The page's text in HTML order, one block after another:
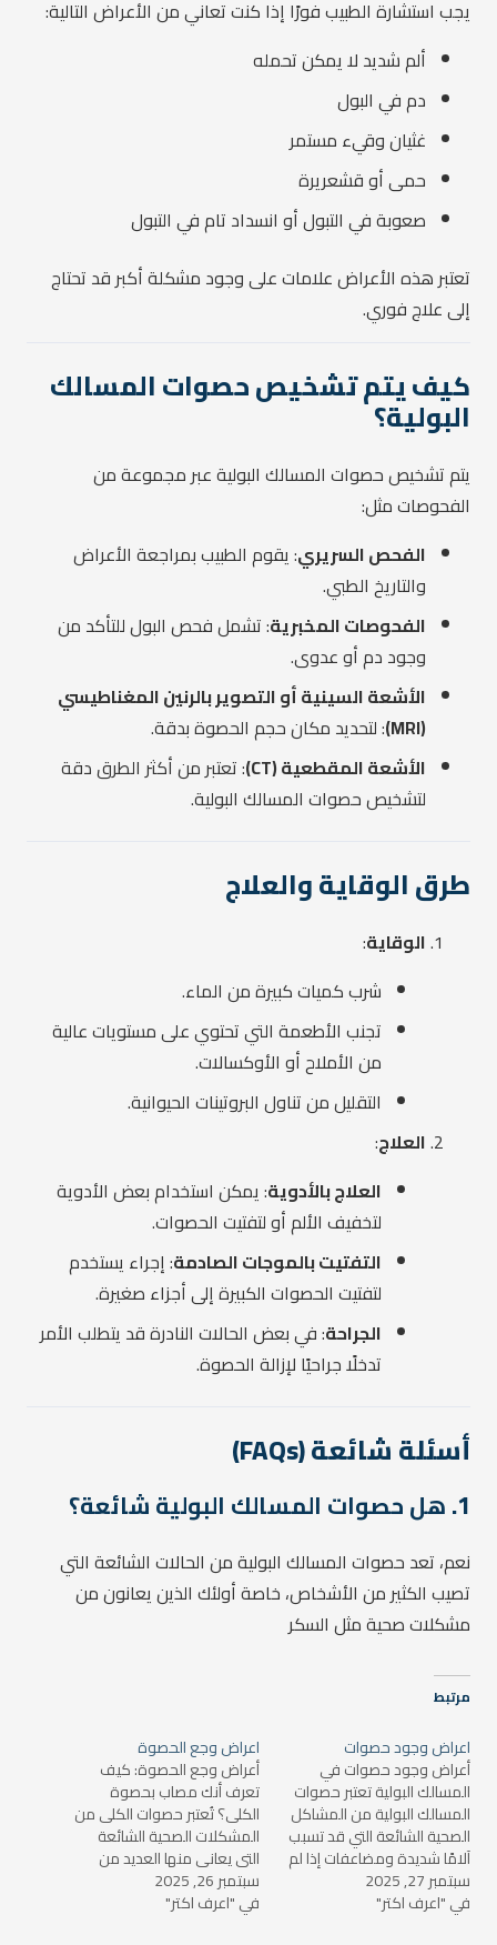
يجب استشارة الطبيب فورًا إذا كنت تعاني من الأعراض التالية:
ألم شديد لا يمكن تحمله
دم في البول
غثيان وقيء مستمر
حمى أو قشعريرة
صعوبة في التبول أو انسداد تام في التبول
تعتبر هذه الأعراض علامات على وجود مشكلة أكبر قد تحتاج
إلى علاج فوري.
كيف يتم تشخيص حصوات المسالك
البولية؟
يتم تشخيص حصوات المسالك البولية عبر مجموعة من
الفحوصات مثل:
الفحص السريري: يقوم الطبيب بمراجعة الأعراض
والتاريخ الطبي.
الفحوصات المخبرية: تشمل فحص البول للتأكد من
وجود دم أو عدوى.
الأشعة السينية أو التصوير بالرنين المغناطيسي
(MRI)
: لتحديد مكان حجم الحصوة بدقة.
الأشعة المقطعية (CT)
: تعتبر من أكثر الطرق دقة
لتشخيص حصوات المسالك البولية.
طرق الوقاية والعلاج
الوقاية:
شرب كميات كبيرة من الماء.
تجنب الأطعمة التي تحتوي على مستويات عالية
من الأملاح أو الأوكسالات.
التقليل من تناول البروتينات الحيوانية.
العلاج:
العلاج بالأدوية: يمكن استخدام بعض الأدوية
لتخفيف الألم أو لتفتيت الحصوات.
التفتيت بالموجات الصادمة: إجراء يستخدم
لتفتيت الحصوات الكبيرة إلى أجزاء صغيرة.
الجراحة: في بعض الحالات النادرة قد يتطلب الأمر
تدخلًا جراحيًا لإزالة الحصوة.
أسئلة شائعة (FAQs)
1. هل حصوات المسالك البولية شائعة؟
نعم، تعد حصوات المسالك البولية من الحالات الشائعة التي
تصيب الكثير من الأشخاص، خاصة أولئك الذين يعانون من
مشكلات صحية مثل السكر
مرتبط
اعراض وجود حصوات
أعراض وجود حصوات في
المسالك البولية تعتبر حصوات
المسالك البولية من المشاكل
الصحية الشائعة التي قد تسبب
آلامًا شديدة ومضاعفات إذا لم
يتم علاجها بشكل سريع. هذه
الحصوات هي تجمعات صلبة
سبتمبر 27, 2025
في "اعرف اكتر"
اعراض وجع الحصوة
أعراض وجع الحصوة: كيف
تعرف أنك مصاب بحصوة
الكلى؟ تُعتبر حصوات الكلى من
المشكلات الصحية الشائعة
التي يعاني منها العديد من
الأشخاص، وتسبب ألمًا شديدًا
ومزعجًا قد يؤثر على الحياة
سبتمبر 26, 2025
في "اعرف اكتر"